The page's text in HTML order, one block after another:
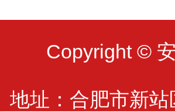
Copyright ©
地址：合肥市新